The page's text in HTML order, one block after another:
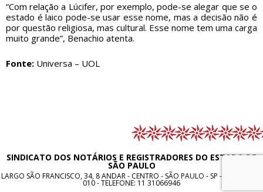
“Com relação a Lúcifer, por exemplo, pode-se alegar que se o
estado é laico pode-se usar esse nome, mas a decisão não é
por questão religiosa, mas cultural. Esse nome tem uma carga
muito grande”, Benachio atenta.
Fonte: Universa – UOL
SINDICATO DOS NOTÁRIOS E REGISTRADORES DO ESTADO DE
SÃO PAULO
LARGO SÃO FRANCISCO, 34, 8 ANDAR - CENTRO - SÃO PAULO - SP - CEP: 01005-
010 - TELEFONE: 11 31066946